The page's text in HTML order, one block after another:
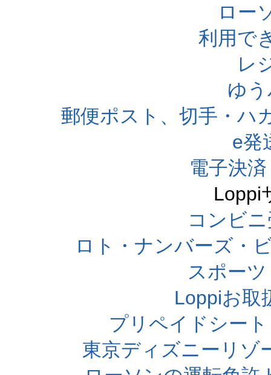
ロー
利用で
レ
ゆ
郵便ポスト、切手・ハ
e発
電子決
Loppi
コンビ
ロト・ナンバーズ・
スポー
Loppiお取
プリペイドシー
東京ディズニーリゾ